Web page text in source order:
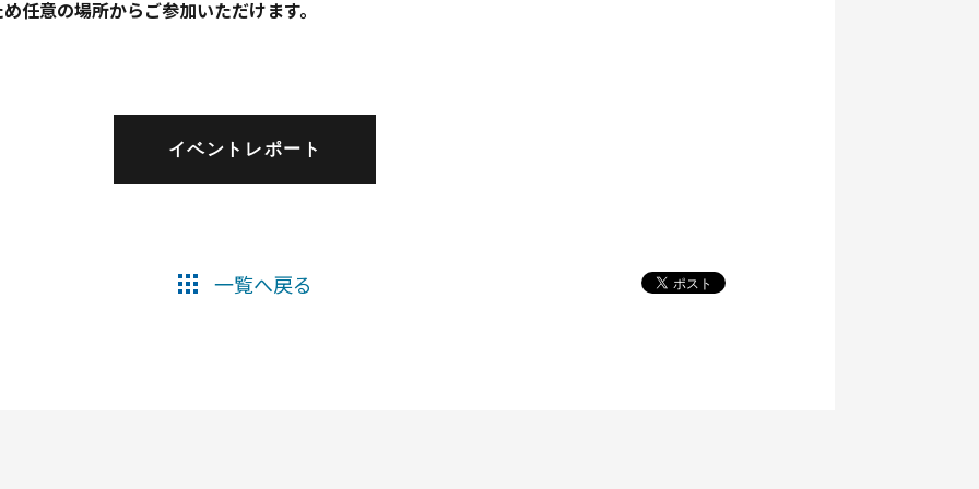
任意の場所からご参加いただけます。
イベントレポート
一覧へ戻る